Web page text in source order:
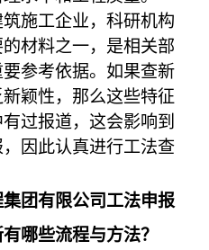
施工企业，科研机构
材料之一，是相关部
参考依据。如果查新
颖性，那么这些特征
过报道，这会影响到
因此认真进行工法查
团有限公司工法申报
哪些流程与方法？